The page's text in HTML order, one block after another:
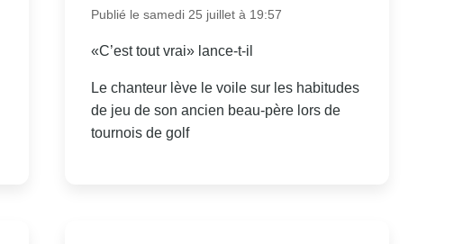
Publié le samedi 25 juillet à 19:57
«C’est tout vrai» lance-t-il
Le chanteur lève le voile sur les habitudes
de jeu de son ancien beau-père lors de
tournois de golf